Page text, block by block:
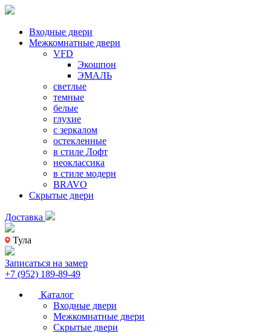
Входные двери
Межкомнатные двери
VFD
Экошпон
ЭМАЛЬ
светлые
темные
белые
глухие
с зеркалом
остекленные
в стиле Лофт
неоклассика
в стиле модерн
BRAVO
Скрытые двери
Доставка
Тула
Записаться на замер
+7 (952) 189-89-49
Каталог
Входные двери
Межкомнатные двери
Скрытые двери